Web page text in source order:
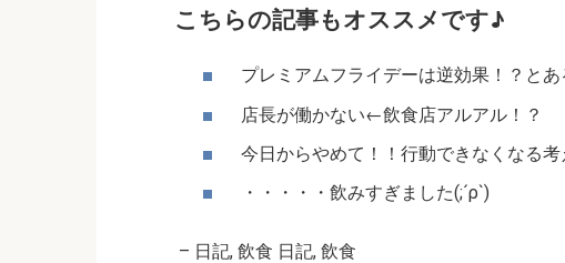
こちらの記事もオススメです♪
プレミアムフライデーは逆効果！？と
店長が働かない←飲食店アルアル！？
今日からやめて！！行動できなくなる
・・・・・飲みすぎました(;´ρ`)
– 日記, 飲食 日記, 飲食